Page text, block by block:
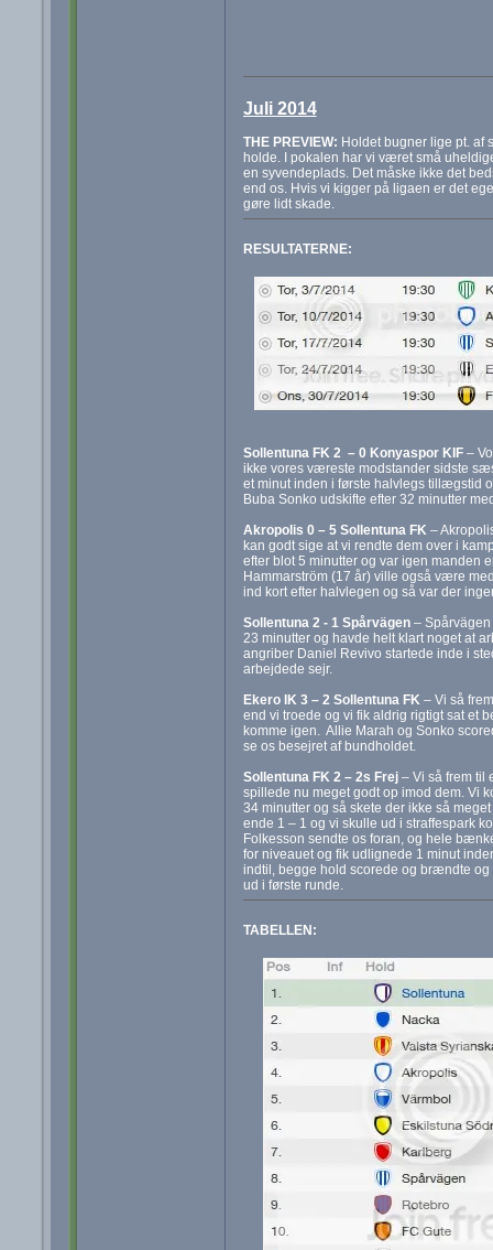
Juli 2014
THE PREVIEW: Holdet bugner lige pt. af
holde. I pokalen har vi været små
en syvendeplads. Det måske ikke det
end os. Hvis vi kigger på ligaen er det
gøre lidt skade.
RESULTATERNE:
Sollentuna FK 2 – 0 Konyaspor KIF–
ikke vores væreste modstander sidste
et minut inden i første halvlegs tillægstid
Buba Sonko udskifte efter 32 minutter
Akropolis 0 – 5 Sollentuna FK –
kan godt sige at vi rendte dem over i
efter blot 5 minutter og var igen manden
Hammarström (17 år) ville også være
ind kort efter halvlegen og så var der
Sollentuna 2 - 1 Spårvägen– Spårvägen
23 minutter og havde helt klart noget at
angriber Daniel Revivo startede inde i
arbejdede sejr.
Ekero IK 3 – 2 Sollentuna FK – Vi så
end vi troede og vi fik aldrig rigtigt sat et
komme igen. Allie Marah og Sonko
se os besejret af bundholdet.
Sollentuna FK 2 – 2s Frej– Vi så frem til
spillede nu meget godt op imod dem. Vi
34 minutter og så skete der ikke så
ende 1 – 1 og vi skulle ud i straffespark
Folkesson sendte os foran, og hele
for niveauet og fik udlignede 1 minut
indtil, begge hold scorede og brændte
ud i første runde.
TABELLEN: